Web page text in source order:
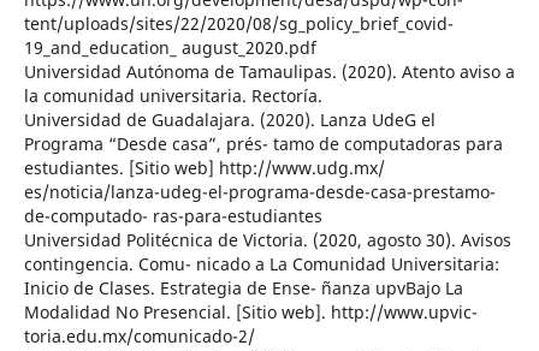
tent/uploads/sites/22/2020/08/sg_policy_brief_covid-
19_and_education_ august_2020.pdf
Universidad Autónoma de Tamaulipas. (2020). Atento aviso a
la comunidad universitaria. Rectoría.
Universidad de Guadalajara. (2020). Lanza UdeG el
Programa “Desde casa”, prés- tamo de computadoras para
estudiantes. [Sitio web] http://www.udg.mx/
es/noticia/lanza-udeg-el-programa-desde-casa-prestamo-
de-computado- ras-para-estudiantes
Universidad Politécnica de Victoria. (2020, agosto 30). Avisos
contingencia. Comu- nicado a La Comunidad Universitaria:
Inicio de Clases. Estrategia de Ense- ñanza upvBajo La
Modalidad No Presencial. [Sitio web]. http://www.upvic-
toria.edu.mx/comunicado-2/